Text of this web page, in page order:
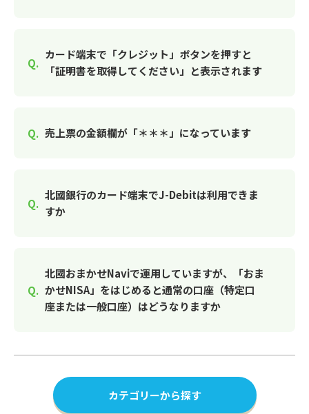
カード端末で「クレジット」ボタンを押すと
「証明書を取得してください」と表示されます
売上票の金額欄が「＊＊＊」になっています
北國銀行のカード端末でJ-Debitは利用できま
すか
北國おまかせNaviで運用していますが、「おま
かせNISA」をはじめると通常の口座（特定口
座または一般口座）はどうなりますか
カテゴリーから探す